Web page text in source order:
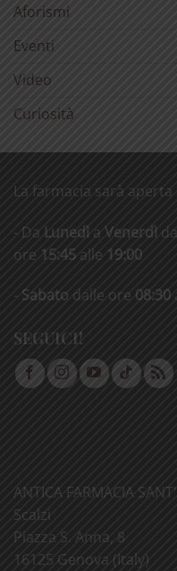
Aforismi
Eventi
Video
Curiosità
La farmacia sarà
- Da Lunedì a Venerdì
ore 15:45 alle 19:00
- Sabato dalle ore 08:30
SEGUICI!
ANTICA FARMACIA
Scalzi
Piazza S. Anna, 8
16125 Genova (Italy)